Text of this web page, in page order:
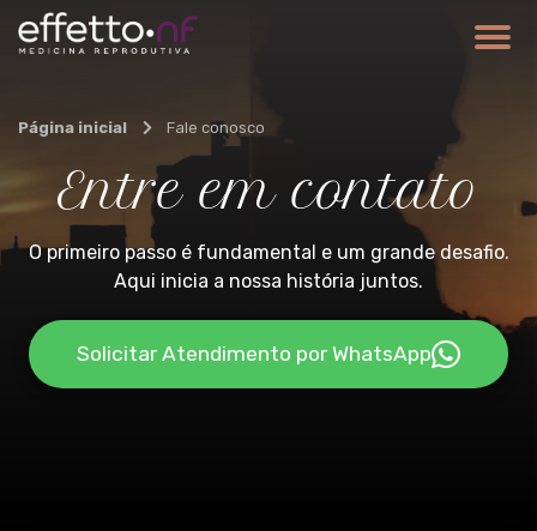
Página inicial Fale conosco
Entre em contato
O primeiro passo é fundamental e um grande desafio.
Aqui inicia a nossa história juntos.
Solicitar Atendimento por WhatsApp